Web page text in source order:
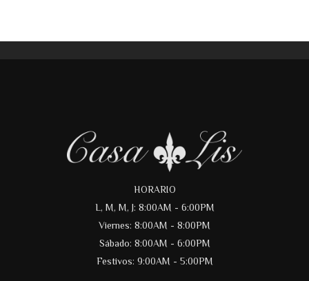
HORARIO
L, M, M, J: 8:00AM - 6:00PM
Viernes: 8:00AM - 8:00PM
Sábado: 8:00AM - 6:00PM
Festivos: 9:00AM - 5:00PM